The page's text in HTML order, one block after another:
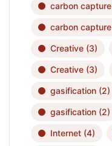
carbon capture
carbon capture
Creative (3)
Creative (3)
gasification (2)
gasification (2)
Internet (4)